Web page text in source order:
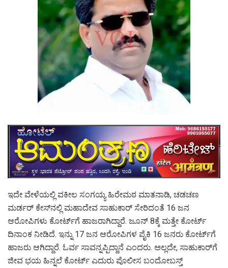
ಇದೇ ವೇಳೆಯಲ್ಲಿ ವಕೀಲ ಸಂಗಯ್ಯ ಹಿರೇಮಠ ‌ಮಾತನಾಡಿ, ಚಡಚಣ
ಮರ್ಡರ್ ಕೇಸ್‌ನಲ್ಲಿ ಮಹಾದೇವ ಸಾಹುಕಾರ್ ಸೇರಿದಂತೆ 16 ಜನ
ಆರೋಪಿಗಳು ಕೋರ್ಟ್‌ಗೆ ಹಾಜರಾಗಿದ್ದಾರೆ. ಜೂನ್ 8ಕ್ಕೆ ಮತ್ತೇ ಕೋರ್ಟ್
ದಿನಾಂಕ ‌ನೀಡಿದೆ. ಇನ್ನು 17 ಜನ ಆರೋಪಿಗಳ ಪೈಕಿ 16 ಜನರು ಕೋರ್ಟ್‌ಗೆ
ಹಾಜರು ಆಗಿದ್ದಾರೆ. ಓರ್ವ ಸಾವನ್ನಪ್ಪಿದ್ದಾನೆ ಎಂದರು. ಅಲ್ಲದೇ, ಸಾಹುಕಾರ್‌ಗೆ
ಜೀವ ಭಯ ಹಿನ್ನಲೆ ಕೋರ್ಟ್ ಎದುರು ಪೊಲೀಸ ಬಂದೋಬಸ್ತ್